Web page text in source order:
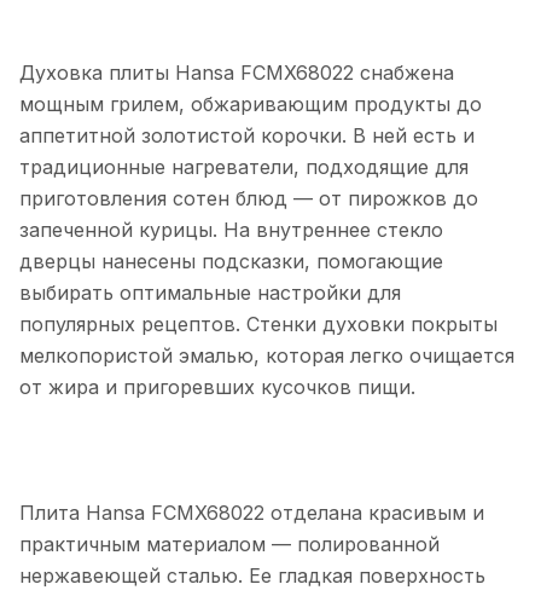
Духовка плиты Hansa FCMX68022 снабжена
мощным грилем, обжаривающим продукты до
аппетитной золотистой корочки. В ней есть и
традиционные нагреватели, подходящие для
приготовления сотен блюд — от пирожков до
запеченной курицы. На внутреннее стекло
дверцы нанесены подсказки, помогающие
выбирать оптимальные настройки для
популярных рецептов. Стенки духовки покрыты
мелкопористой эмалью, которая легко очищается
от жира и пригоревших кусочков пищи.
Плита Hansa FCMX68022 отделана красивым и
практичным материалом — полированной
нержавеющей сталью. Ее гладкая поверхность